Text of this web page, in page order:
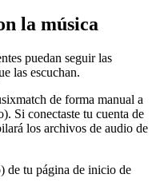
la música
puedan seguir las
las escuchan.
de forma manual a
Si conectaste tu cuenta de
los archivos de audio de
de tu página de inicio de